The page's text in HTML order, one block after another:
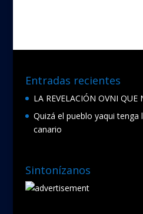
Entradas recientes
LA REVELACIÓN OVNI QUE
Quizá el pueblo yaqui tenga
canario
Sintonízanos